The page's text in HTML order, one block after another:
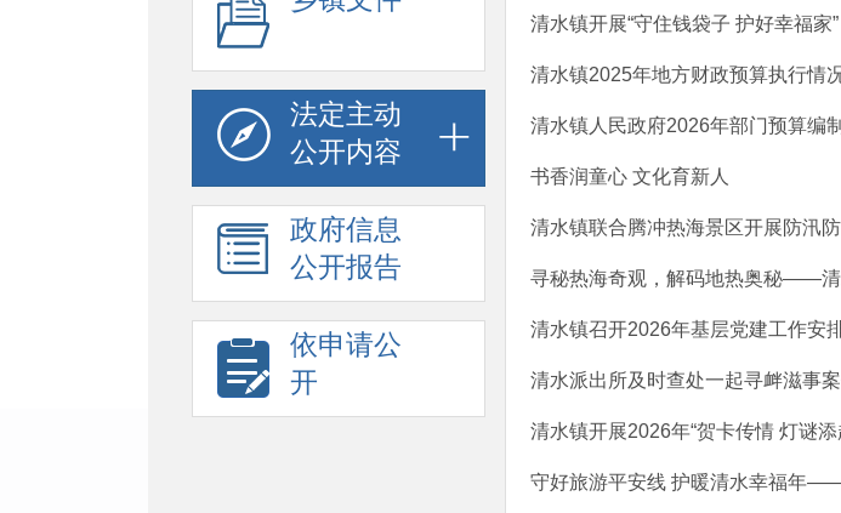
法定主动
公开内容
政府信息
公开报告
依申请公
开
清水镇开展“守住钱袋子 护好幸福家
清水镇2025年地方财政预算执行情
清水镇人民政府2026年部门预算编
书香润童心 文化育新人
清水镇联合腾冲热海景区开展防汛
寻秘热海奇观，解码地热奥秘——清
清水镇召开2026年基层党建工作安
清水派出所及时查处一起寻衅滋事
清水镇开展2026年“贺卡传情 灯谜添
守好旅游平安线 护暖清水幸福年